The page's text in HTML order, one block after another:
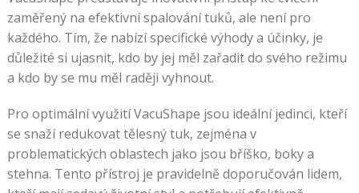
zaměřený na efektivní spalování tuků, ale není pro
každého. Tím, že nabízí specifické výhody a účinky, je
důležité si ujasnit, kdo by jej měl zařadit do svého režimu
a kdo by se mu měl raději vyhnout.
Pro optimální využití VacuShape jsou ideální jedinci, kteří
se snaží redukovat tělesný tuk, zejména v
problematických oblastech jako jsou bříško, boky a
stehna. Tento přístroj je pravidelně doporučován lidem,